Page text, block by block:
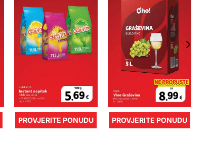
PROVJERITE PONUDU PROVJERITE PONUDU